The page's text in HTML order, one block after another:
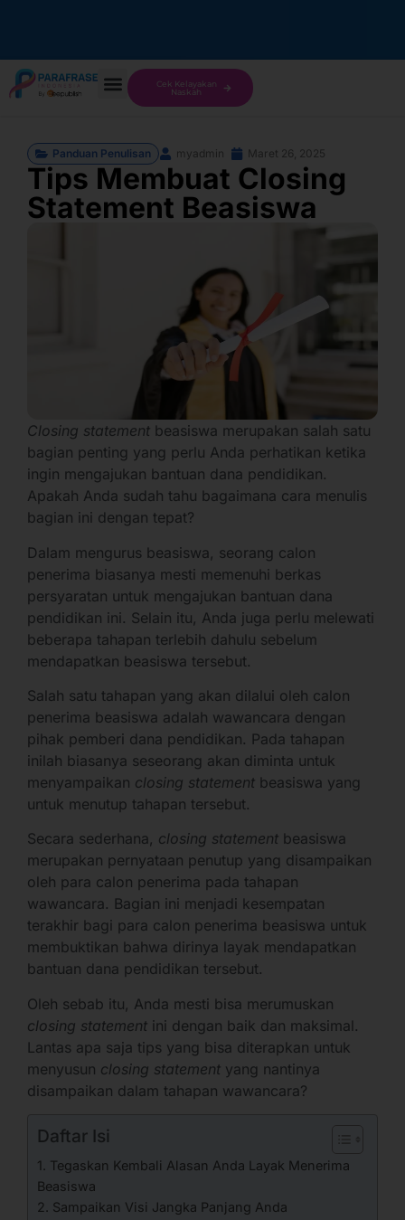
Cek Kelayakan
Naskah
Panduan Penulisan myadmin Maret 26, 2025
Tips Membuat Closing
Statement Beasiswa
Closing statement beasiswa merupakan salah satu
bagian penting yang perlu Anda perhatikan ketika
ingin mengajukan bantuan dana pendidikan.
Apakah Anda sudah tahu bagaimana cara menulis
bagian ini dengan tepat?
Dalam mengurus beasiswa, seorang calon
penerima biasanya mesti memenuhi berkas
persyaratan untuk mengajukan bantuan dana
pendidikan ini. Selain itu, Anda juga perlu melewati
beberapa tahapan terlebih dahulu sebelum
mendapatkan beasiswa tersebut.
Salah satu tahapan yang akan dilalui oleh calon
penerima beasiswa adalah wawancara dengan
pihak pemberi dana pendidikan. Pada tahapan
inilah biasanya seseorang akan diminta untuk
menyampaikan closing statement beasiswa yang
untuk menutup tahapan tersebut.
Secara sederhana, closing statement beasiswa
merupakan pernyataan penutup yang disampaikan
oleh para calon penerima pada tahapan
wawancara. Bagian ini menjadi kesempatan
terakhir bagi para calon penerima beasiswa untuk
membuktikan bahwa dirinya layak mendapatkan
bantuan dana pendidikan tersebut.
Oleh sebab itu, Anda mesti bisa merumuskan
closing statement ini dengan baik dan maksimal.
Lantas apa saja tips yang bisa diterapkan untuk
menyusun closing statement yang nantinya
disampaikan dalam tahapan wawancara?
Daftar Isi
1. Tegaskan Kembali Alasan Anda Layak Menerima
Beasiswa
2. Sampaikan Visi Jangka Panjang Anda